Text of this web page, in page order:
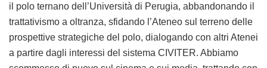
il polo ternano dell’Università di Perugia, abbandonando il
trattativismo a oltranza, sfidando l’Ateneo sul terreno delle
prospettive strategiche del polo, dialogando con altri Atenei
a partire dagli interessi del sistema CIVITER. Abbiamo